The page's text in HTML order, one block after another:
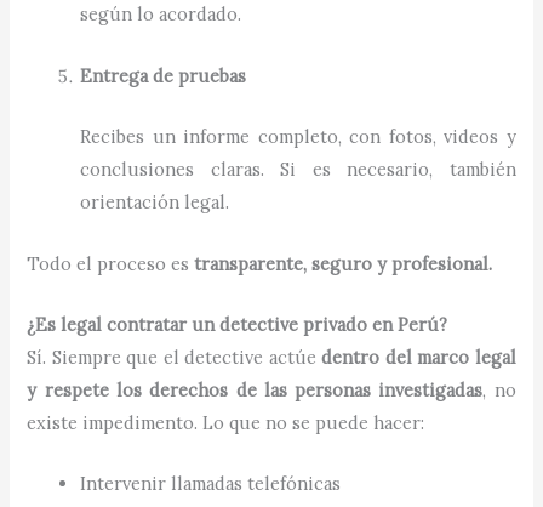
según lo acordado.
Entrega de pruebas
Recibes un informe completo, con fotos, videos y
conclusiones claras. Si es necesario, también
orientación legal.
Todo el proceso estransparente, seguro y profesional.
¿Es legal contratar un detective privado en Perú?
Sí. Siempre que el detective actúedentro del marco legal
y respete los derechos de las personas investigadas, no
existe impedimento. Lo que no se puede hacer:
Intervenir llamadas telefónicas